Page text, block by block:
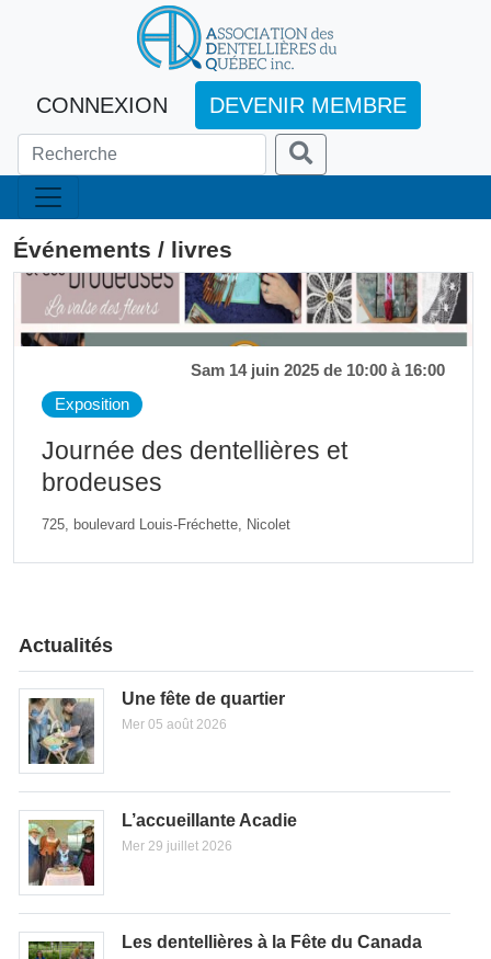
CONNEXION DEVENIR MEMBRE
Événements / livres
Sam 14 juin 2025 de 10:00 à 16:00
Exposition
Journée des dentellières et
brodeuses
725, boulevard Louis-Fréchette, Nicolet
Actualités
Une fête de quartier
Mer 05 août 2026
L’accueillante Acadie
Mer 29 juillet 2026
Les dentellières à la Fête du Canada